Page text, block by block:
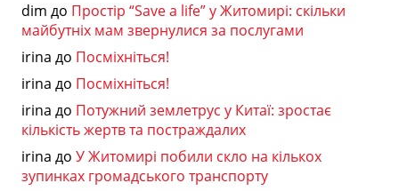
dim до Простір “Save a life” у Житомирі: скільки
майбутніх мам звернулися за послугами
irina до Посміхніться!
irina до Посміхніться!
irina до Потужний землетрус у Китаї: зростає
кількість жертв та постраждалих
irina до У Житомирі побили скло на кількох
зупинках громадського транспорту